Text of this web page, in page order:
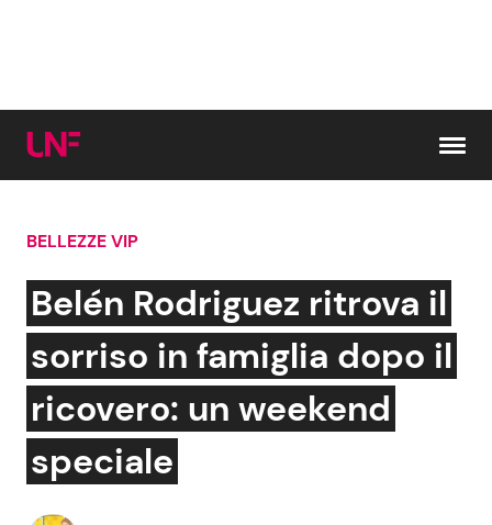
Cerca:
News e Cronaca
Attualità Italiana
Dal Mondo
Economia
Gossip e TV
Bellezze VIP
BELLEZZE VIP
Belén Rodriguez ritrova il
sorriso in famiglia dopo il
ricovero: un weekend
speciale